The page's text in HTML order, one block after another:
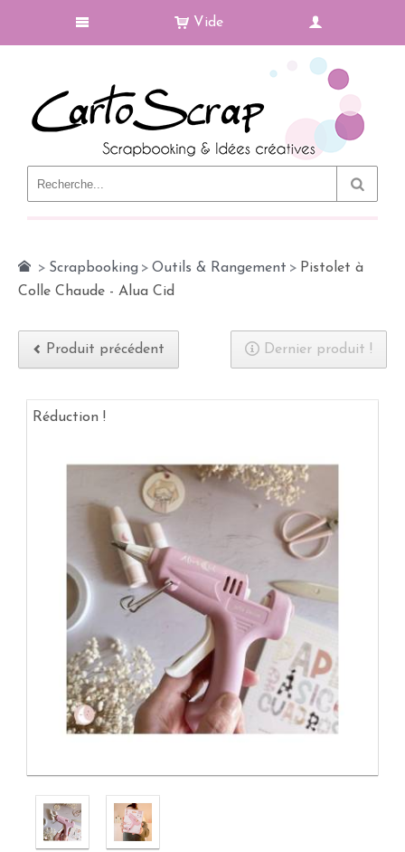
Vide
> Scrapbooking > Outils & Rangement > Pistolet à
Colle Chaude - Alua Cid
Produit précédent Dernier produit !
Réduction !